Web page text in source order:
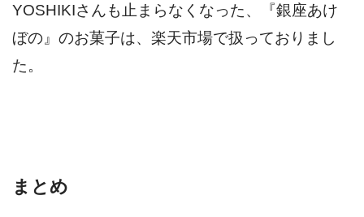
YOSHIKIさんも止まらなくなった、『銀座あけ
ぼの』のお菓子は、楽天市場で扱っておりまし
た。
まとめ